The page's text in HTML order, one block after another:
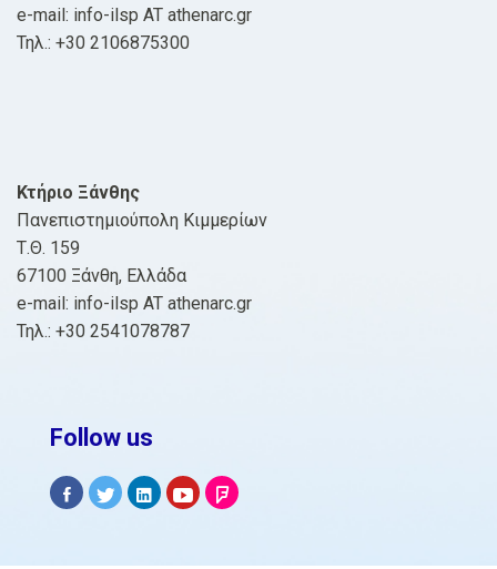
e-mail: info-ilsp AT athenarc.gr
Τηλ.: +30 2106875300
Κτήριο Ξάνθης
Πανεπιστημιούπολη Κιμμερίων
Τ.Θ. 159
67100 Ξάνθη, Ελλάδα
e-mail: info-ilsp AT athenarc.gr
Τηλ.: +30 2541078787
Follow us